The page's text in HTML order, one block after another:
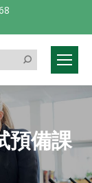
預備課